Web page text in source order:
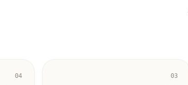
03
04